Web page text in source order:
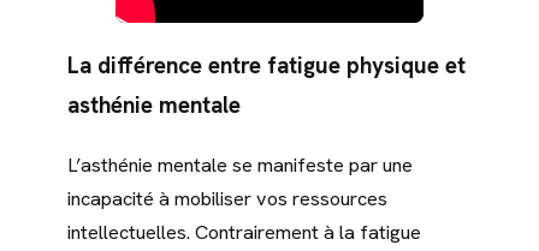
La différence entre fatigue physique et
asthénie mentale
L’asthénie mentale se manifeste par une
incapacité à mobiliser vos ressources
intellectuelles. Contrairement à la fatigue